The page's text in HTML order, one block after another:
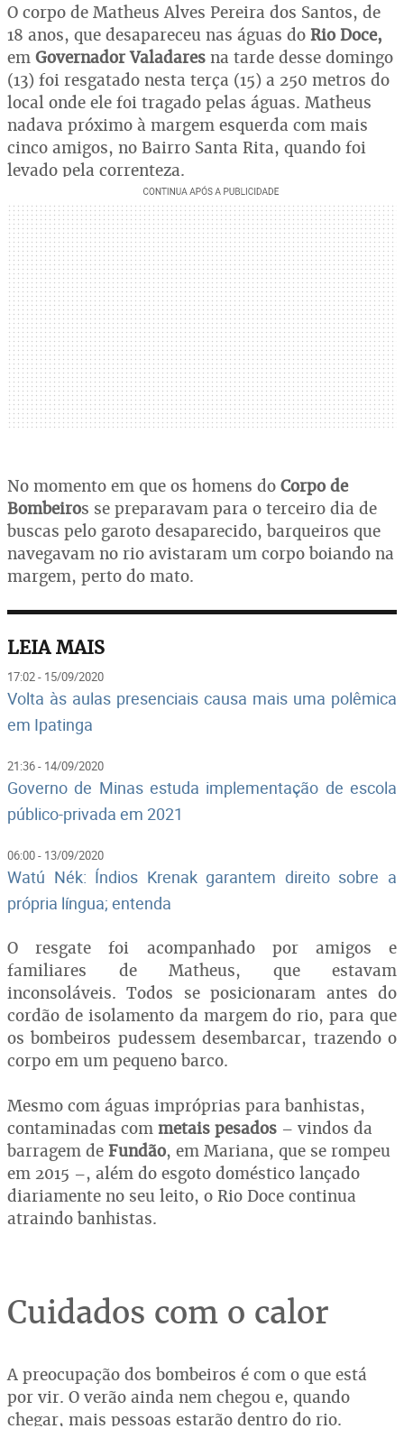
O corpo de Matheus Alves Pereira dos Santos, de
18 anos, que desapareceu nas águas do Rio Doce,
em Governador Valadares na tarde desse domingo
(13) foi resgatado nesta terça (15) a 250 metros do
local onde ele foi tragado pelas águas. Matheus
nadava próximo à margem esquerda com mais
cinco amigos, no Bairro Santa Rita, quando foi
levado pela correnteza.
No momento em que os homens do Corpo de
Bombeiros se preparavam para o terceiro dia de
buscas pelo garoto desaparecido, barqueiros que
navegavam no rio avistaram um corpo boiando na
margem, perto do mato.
LEIA MAIS
17:02 - 15/09/2020
Volta às aulas presenciais causa mais uma polêmica
em Ipatinga
21:36 - 14/09/2020
Governo de Minas estuda implementação de escola
público-privada em 2021
06:00 - 13/09/2020
Watú Nék: Índios Krenak garantem direito sobre a
própria língua; entenda
O resgate foi acompanhado por amigos e
familiares de Matheus, que estavam
inconsoláveis. Todos se posicionaram antes do
cordão de isolamento da margem do rio, para que
os bombeiros pudessem desembarcar, trazendo o
corpo em um pequeno barco.
Mesmo com águas impróprias para banhistas,
contaminadas com metais pesados – vindos da
barragem de Fundão, em Mariana, que se rompeu
em 2015 –, além do esgoto doméstico lançado
diariamente no seu leito, o Rio Doce continua
atraindo banhistas.
Cuidados com o calor
A preocupação dos bombeiros é com o que está
por vir. O verão ainda nem chegou e, quando
chegar, mais pessoas estarão dentro do rio.